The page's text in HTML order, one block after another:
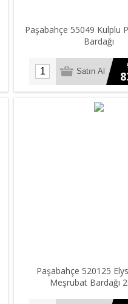
Paşabahçe 55049 Kulplu
Bardağı
Paşabahçe 520125
Meşrubat Bardağı